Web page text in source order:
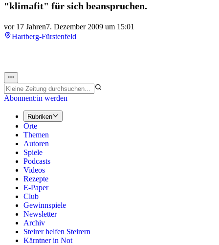
"klimafit" für sich beanspruchen.
vor 17 Jahren7. Dezember 2009 um 15:01
Hartberg-Fürstenfeld
Abonnent:in werden
Rubriken
Orte
Themen
Autoren
Spiele
Podcasts
Videos
Rezepte
E-Paper
Club
Gewinnspiele
Newsletter
Archiv
Steirer helfen Steirern
Kärntner in Not